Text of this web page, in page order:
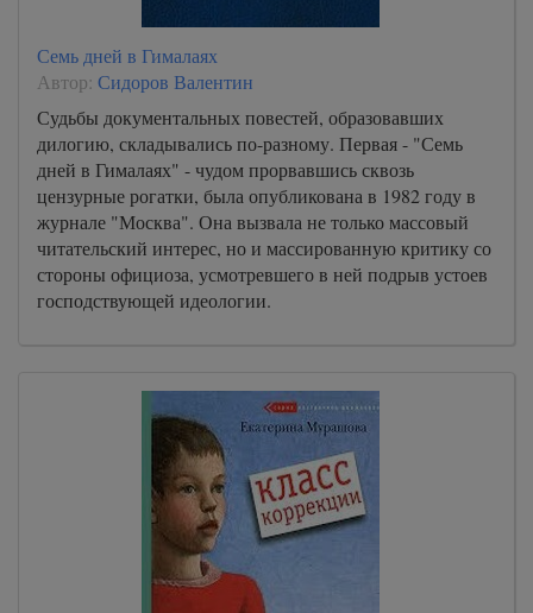
Семь дней в Гималаях
Автор: Сидоров Валентин
Судьбы документальных повестей, образовавших
дилогию, складывались по-разному. Первая - "Семь
дней в Гималаях" - чудом прорвавшись сквозь
цензурные рогатки, была опубликована в 1982 году в
журнале "Москва". Она вызвала не только массовый
читательский интерес, но и массированную критику со
стороны официоза, усмотревшего в ней подрыв устоев
господствующей идеологии.